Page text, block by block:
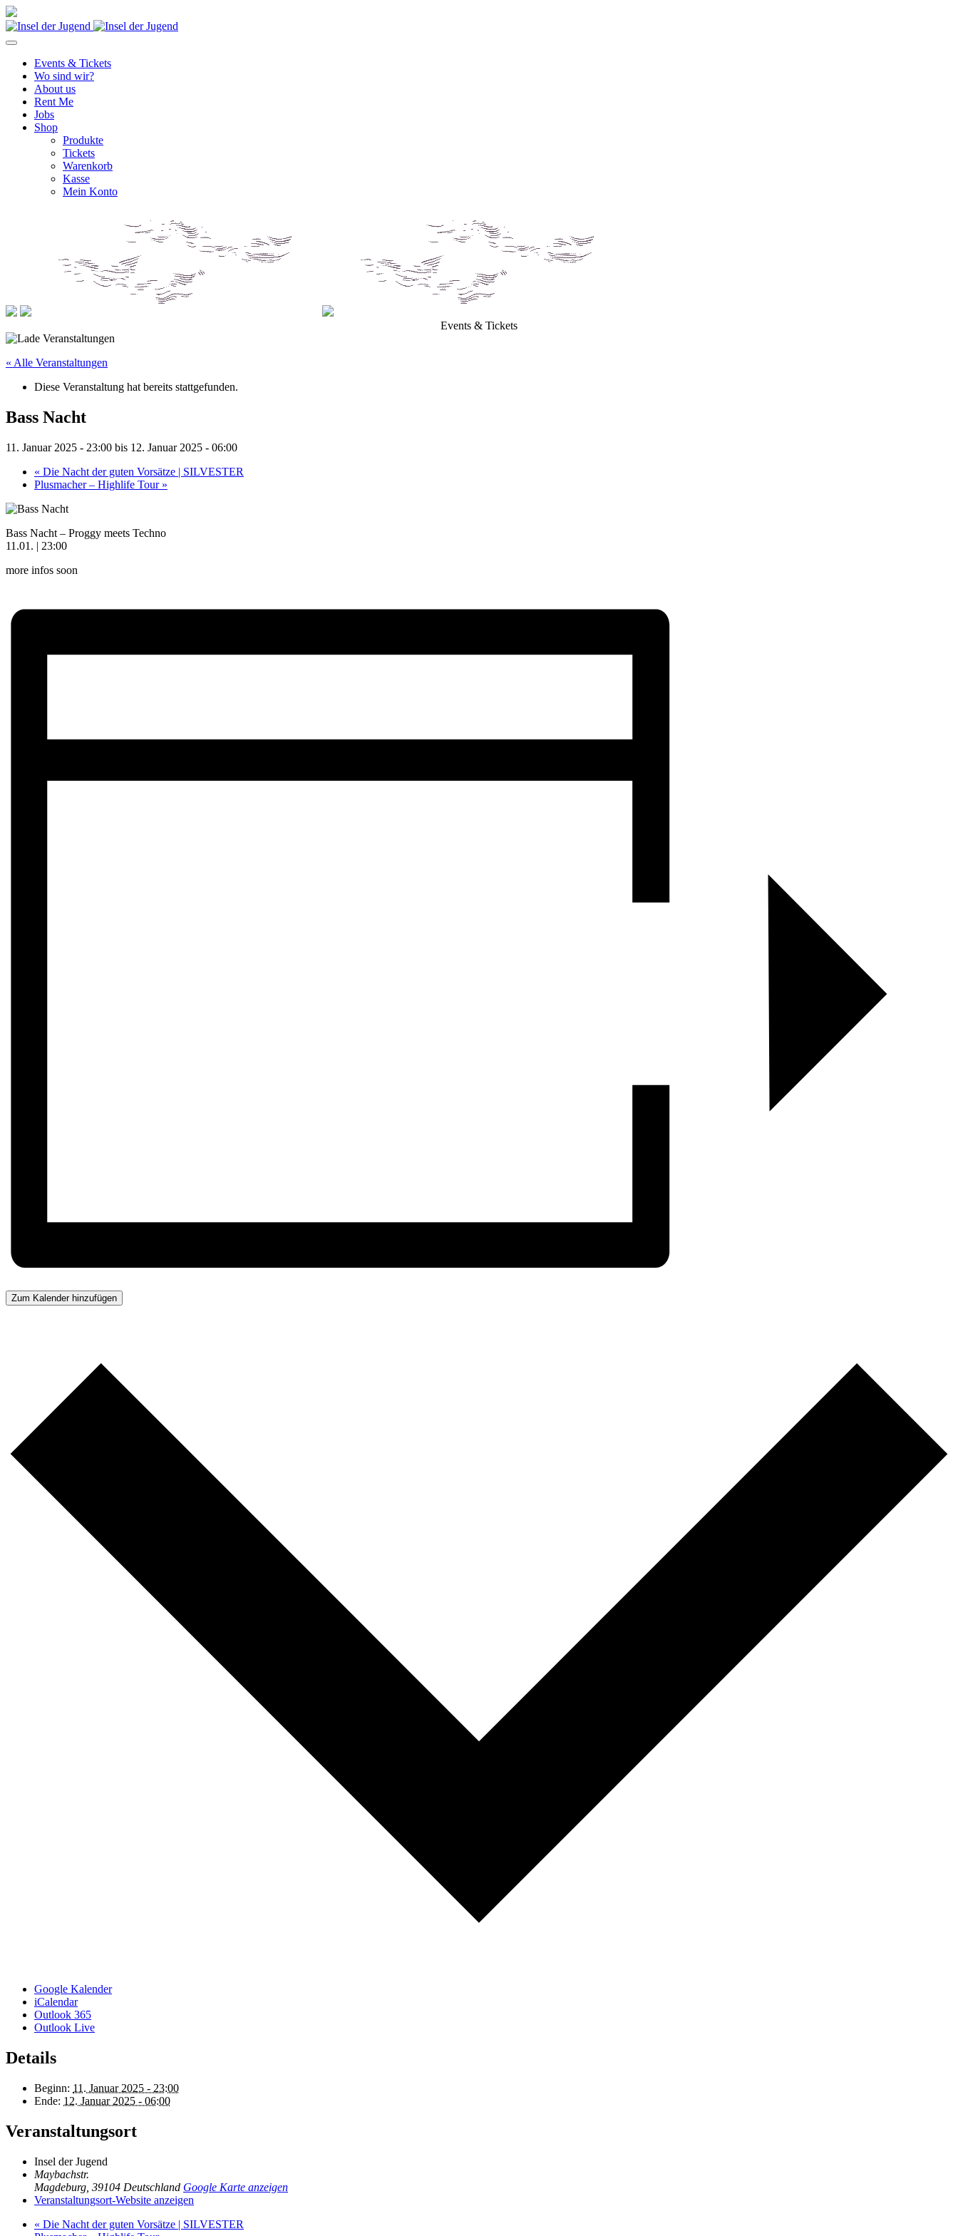
Events & Tickets
Wo sind wir?
About us
Rent Me
Jobs
Shop
Produkte
Tickets
Warenkorb
Kasse
Mein Konto
Events & Tickets
« Alle Veranstaltungen
Diese Veranstaltung hat bereits stattgefunden.
Bass Nacht
11. Januar 2025 - 23:00 bis 12. Januar 2025 - 06:00
« Die Nacht der guten Vorsätze | SILVESTER
Plusmacher – Highlife Tour »
Bass Nacht – Proggy meets Techno
11.01. | 23:00
more infos soon
Zum Kalender hinzufügen
Google Kalender
iCalendar
Outlook 365
Outlook Live
Details
Beginn: 11. Januar 2025 - 23:00
Ende: 12. Januar 2025 - 06:00
Veranstaltungsort
Insel der Jugend
Maybachstr.
Magdeburg 39104 Deutschland Google Karte anzeigen
Veranstaltungsort-Website anzeigen
« Die Nacht der guten Vorsätze | SILVESTER